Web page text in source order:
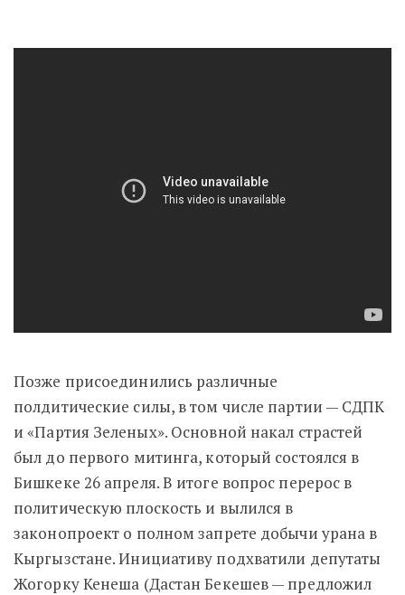
Позже присоединились различные
полдитические силы, в том числе партии — СДПК
и «Партия Зеленых». Основной накал страстей
был до первого митинга, который состоялся в
Бишкеке 26 апреля. В итоге вопрос перерос в
политическую плоскость и вылился в
законопроект о полном запрете добычи урана в
Кыргызстане. Инициативу подхватили депутаты
Жогорку Кенеша (Дастан Бекешев — предложил